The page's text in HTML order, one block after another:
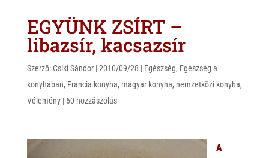
EGYÜNK ZSÍRT –
libazsír, kacsazsír
Szerző: Csíki Sándor|2010/09/28 | Egészség, Egészség a
konyhában, Francia konyha, magyar konyha, nemzetközi konyha,
Vélemény| 60 hozzászólás
A